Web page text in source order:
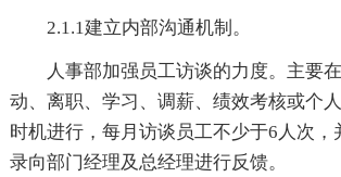
2.1.1建立内部沟通机制。
人事部加强员工访谈的力度。主要
动、离职、学习、调薪、绩效考核或个
时机进行，每月访谈员工不少于6人次，
录向部门经理及总经理进行反馈。